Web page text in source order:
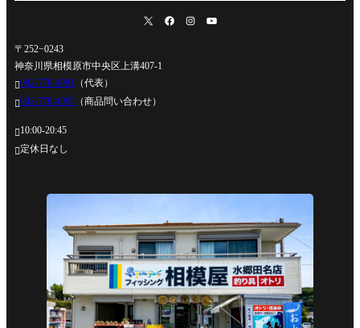
〒252−0243
神奈川県相模原市中央区上溝407-1
042-778-4991 （代表）
042-778-4995 （商品問い合わせ）
10:00-20:45
定休日なし